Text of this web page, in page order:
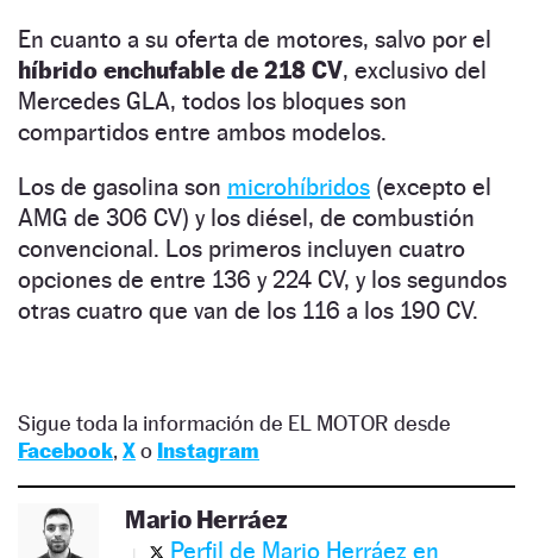
En cuanto a su oferta de motores, salvo por el
híbrido enchufable de 218 CV, exclusivo del
Mercedes GLA, todos los bloques son
compartidos entre ambos modelos.
Los de gasolina son microhíbridos (excepto el
AMG de 306 CV) y los diésel, de combustión
convencional. Los primeros incluyen cuatro
opciones de entre 136 y 224 CV, y los segundos
otras cuatro que van de los 116 a los 190 CV.
Sigue toda la información de EL MOTOR desde
Facebook, Xo Instagram
Mario Herráez
Perfil de Mario Herráez en